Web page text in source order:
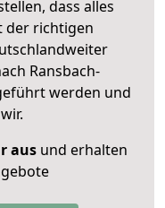
dass alles
der richtigen
Ransbach-
werden und
ausund erhalten